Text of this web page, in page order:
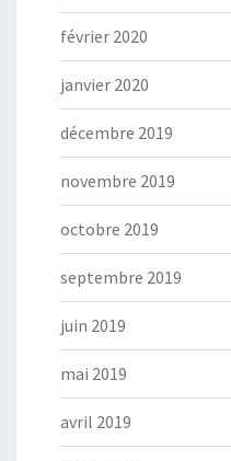
février 2020
janvier 2020
décembre 2019
novembre 2019
octobre 2019
septembre 2019
juin 2019
mai 2019
avril 2019